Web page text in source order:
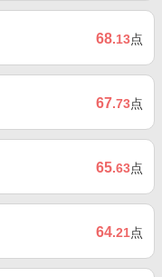
68.13点
67.73点
65.63点
64.21点